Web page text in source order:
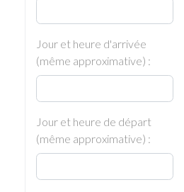
Jour et heure d'arrivée
(même approximative) :
Jour et heure de départ
(même approximative) :